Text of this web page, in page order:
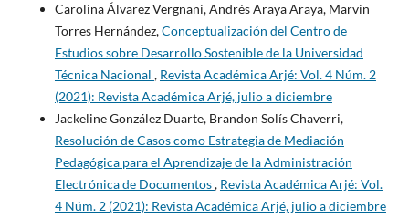
Carolina Álvarez Vergnani, Andrés Araya Araya, Marvin
Torres Hernández,Conceptualización del Centro de
Estudios sobre Desarrollo Sostenible de la Universidad
Técnica Nacional , Revista Académica Arjé: Vol. 4 Núm. 2
(2021): Revista Académica Arjé, julio a diciembre
Jackeline González Duarte, Brandon Solís Chaverri,
Resolución de Casos como Estrategia de Mediación
Pedagógica para el Aprendizaje de la Administración
Electrónica de Documentos, Revista Académica Arjé: Vol.
4 Núm. 2 (2021): Revista Académica Arjé, julio a diciembre